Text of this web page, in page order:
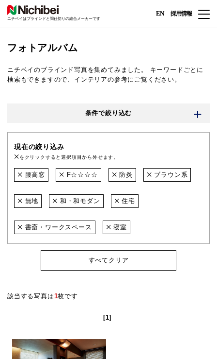
ニチベイはブラインドと間仕切りの総合メーカーです
EN 採用情報
フォトアルバム
ニチベイのブラインド写真を集めてみました。
キーワードごとに
検索もできますので、インテリアの参考にご覧ください。
条件で絞り込む
現在の絞り込み
をクリックすると選択項目から外せます。
腰高窓 F☆☆☆☆ 防炎 ブラウン系
無地 和・和モダン 住宅
書斎・ワークスペース 寝室
すべてクリア
該当する写真は1枚です
[1]